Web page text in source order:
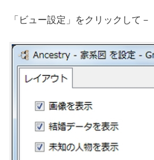
「ビュー設定」をクリックして－